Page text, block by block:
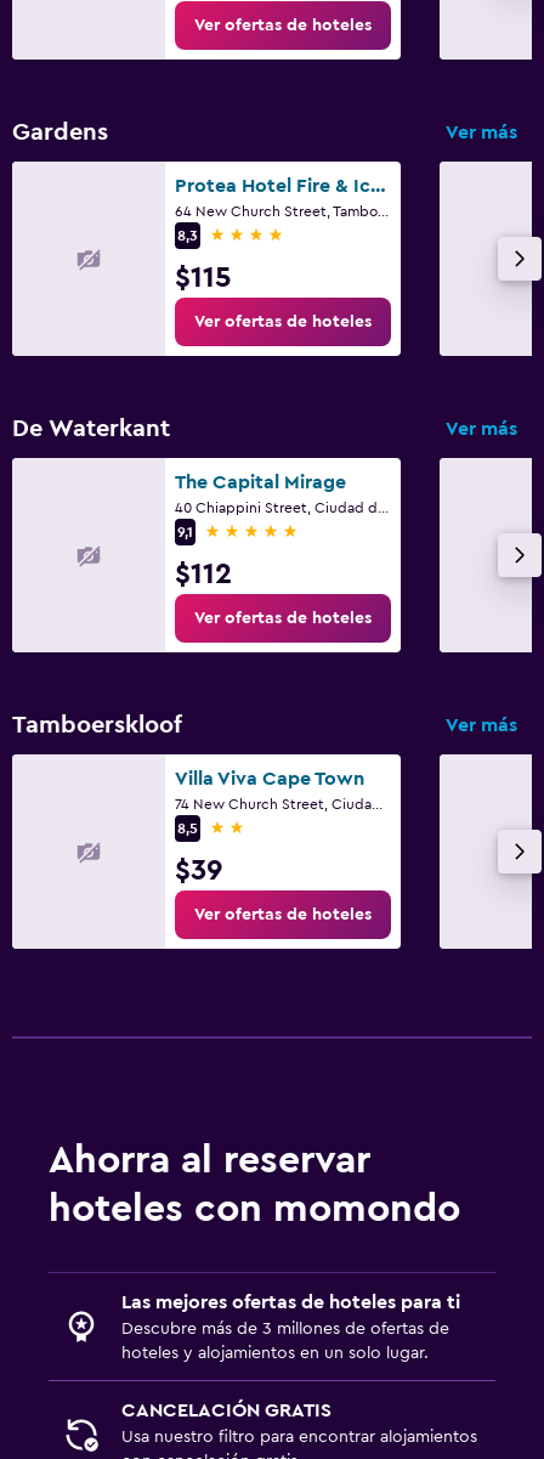
Ver ofertas de hoteles
Gardens Ver más
Protea Hotel Fire & Ice! by Marriott Cape Town
8,3
4 estrellas
$115
Ver ofertas de hoteles
De Waterkant Ver más
The Capital Mirage
9,1
5 estrellas
$112
Ver ofertas de hoteles
Tamboerskloof Ver más
Villa Viva Cape Town
8,5
2 estrellas
$39
Ver ofertas de hoteles
Ahorra al reservar
hoteles con momondo
Las mejores ofertas de hoteles para ti
Descubre más de 3 millones de ofertas de
hoteles y alojamientos en un solo lugar.
CANCELACIÓN GRATIS
Usa nuestro filtro para encontrar alojamientos